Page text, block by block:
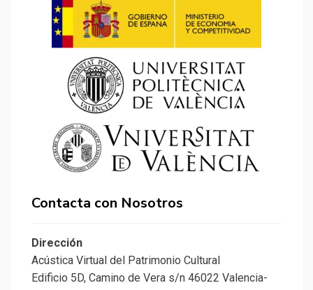
Contacta con Nosotros
Dirección
Acústica Virtual del Patrimonio Cultural
Edificio 5D, Camino de Vera s/n 46022 Valencia-